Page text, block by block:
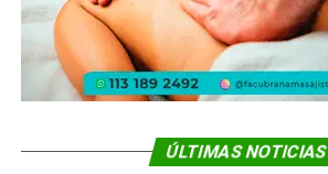
ÚLTIMAS NOTICIAS